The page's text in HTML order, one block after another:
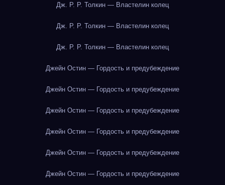
Дж. Р. Р. Толкин — Властелин колец
Дж. Р. Р. Толкин — Властелин колец
Дж. Р. Р. Толкин — Властелин колец
Джейн Остин — Гордость и предубеждение
Джейн Остин — Гордость и предубеждение
Джейн Остин — Гордость и предубеждение
Джейн Остин — Гордость и предубеждение
Джейн Остин — Гордость и предубеждение
Джейн Остин — Гордость и предубеждение